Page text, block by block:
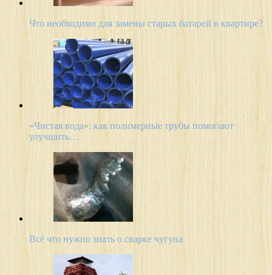
Что необходимо для замены старых батарей в квартире?
«Чистая вода»: как полимерные трубы помогают
улучшить…
Всё что нужно знать о сварке чугуна